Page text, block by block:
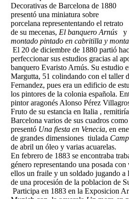
Decorativas de Barcelona de 1880
presentó una miniatura sobre
porcelana represententando el retrato
de su mecenas, El banquero Arnús y
montado pintado en cabritilla y
El 20 de diciembre de 1880 partió
perfeccionar sus estudios gracias al
banquero Evaristo Arnús. Su estudio
Margutta, 51 colindando con el taller
Fernandez, pues era un edificio de
los pintores de la colonia española.
pintor aragonés Alonso Pérez
Fruto de su estancia en Italia ,
Barcelona varios de sus cuadros
presentó Una fiesta en Venecia, en
de grandes dimensiones tiulada
de abril un óleo y varias acuarelas.
En febrero de 1883 se encontraba
género representando una posada
ellos un fraile y un soldado jugando a
de una procesión de la poblacion de
Participa en 1883 en la Exposicion